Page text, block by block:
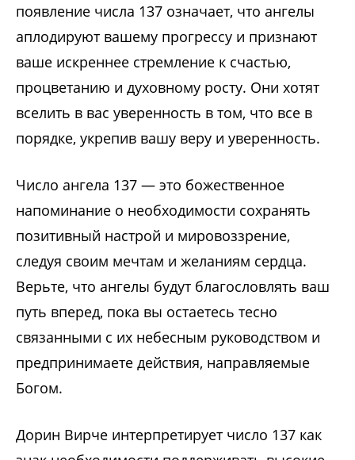
появление числа 137 означает, что ангелы
аплодируют вашему прогрессу и признают
ваше искреннее стремление к счастью,
процветанию и духовному росту. Они хотят
вселить в вас уверенность в том, что все в
порядке, укрепив вашу веру и уверенность.
Число ангела 137 — это божественное
напоминание о необходимости сохранять
позитивный настрой и мировоззрение,
следуя своим мечтам и желаниям сердца.
Верьте, что ангелы будут благословлять ваш
путь вперед, пока вы остаетесь тесно
связанными с их небесным руководством и
предпринимаете действия, направляемые
Богом.
Дорин Вирче интерпретирует число 137 как